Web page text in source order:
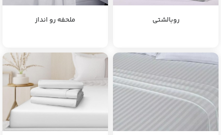
روبالشتی ملحفه رو انداز